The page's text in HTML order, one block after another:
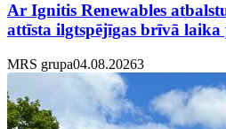
Ar Ignitis Renewables
attīsta ilgtspējīgas brīvā laika
MRS grupa04.08.20263